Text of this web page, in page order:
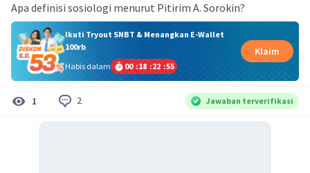
Apa definisi sosiologi menurut Pitirim A. Sorokin?
Ikuti Tryout SNBT & Menangkan E-Wallet
100rb
Habis dalam
00 :18 :22 :55
Klaim
1 2 Jawaban terverifikasi